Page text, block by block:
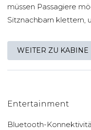
müssen Passagiere
Sitznachbarn klettern,
WEITER ZU KABINE
Entertainment
Bluetooth-